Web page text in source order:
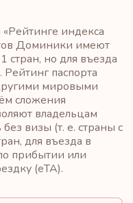
индекса
Доминики имеют
стран, но для въезда
паспорта
мировыми
сложения
владельцам
визы (т. е. страны с
для въезда в
прибытии или
(eTA).